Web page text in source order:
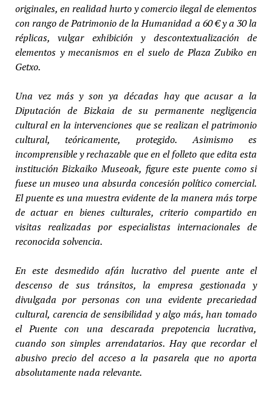
originales, en realidad hurto y comercio ilegal de elementos
con rango de Patrimonio de la Humanidad a 60 € y a 30 la
réplicas, vulgar exhibición y descontextualización de
elementos y mecanismos en el suelo de Plaza Zubiko en
Getxo.
Una vez más y son ya décadas hay que acusar a la
Diputación de Bizkaia de su permanente negligencia
cultural en la intervenciones que se realizan el patrimonio
cultural, teóricamente, protegido. Asimismo es
incomprensible y rechazable que en el folleto que edita esta
institución Bizkaiko Museoak, figure este puente como si
fuese un museo una absurda concesión político comercial.
El puente es una muestra evidente de la manera más torpe
de actuar en bienes culturales, criterio compartido en
visitas realizadas por especialistas internacionales de
reconocida solvencia.
En este desmedido afán lucrativo del puente ante el
descenso de sus tránsitos, la empresa gestionada y
divulgada por personas con una evidente precariedad
cultural, carencia de sensibilidad y algo más, han tomado
el Puente con una descarada prepotencia lucrativa,
cuando son simples arrendatarios. Hay que recordar el
abusivo precio del acceso a la pasarela que no aporta
absolutamente nada relevante.